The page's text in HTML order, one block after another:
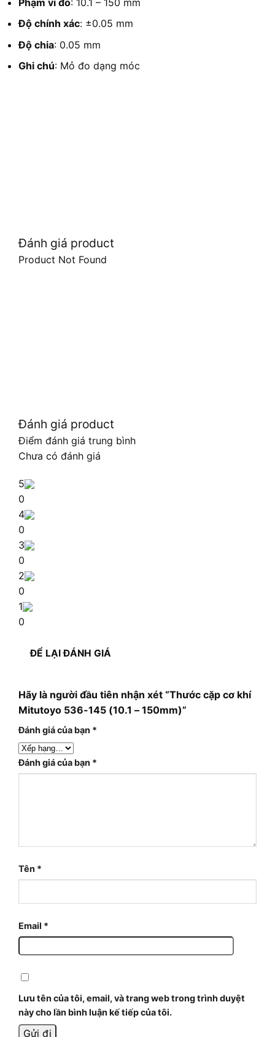
Độ chính xác: ±0.05 mm
Độ chia: 0.05 mm
Ghi chú: Mỏ đo dạng móc
Đánh giá product
Product Not Found
Đánh giá product
Điểm đánh giá trung bình
Chưa có đánh giá
5
0
4
0
3
0
2
0
1
0
ĐỂ LẠI ĐÁNH GIÁ
Hãy là người đầu tiên nhận xét “Thước cặp cơ khí
Mitutoyo 536-145 (10.1 – 150mm)”
Đánh giá của bạn *
Đánh giá của bạn *
Tên *
Email *
Lưu tên của tôi, email, và trang web trong trình duyệt
này cho lần bình luận kế tiếp của tôi.